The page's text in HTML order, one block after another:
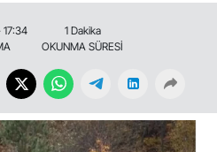
1 Dakika
OKUNMA SÜRESİ